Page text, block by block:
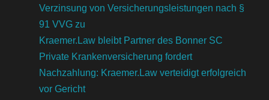
Verzinsung von Versicherungsleistungen nach §
91 VVG zu
Kraemer.Law bleibt Partner des Bonner SC
Private Krankenversicherung fordert
Nachzahlung: Kraemer.Law verteidigt erfolgreich
vor Gericht